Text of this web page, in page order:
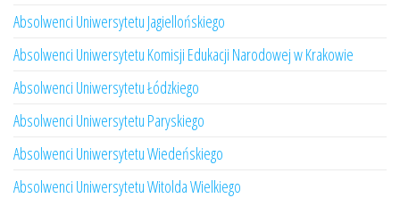
Absolwenci Uniwersytetu Jagiellońskiego
Absolwenci Uniwersytetu Komisji Edukacji Narodowej w Krakowie
Absolwenci Uniwersytetu Łódzkiego
Absolwenci Uniwersytetu Paryskiego
Absolwenci Uniwersytetu Wiedeńskiego
Absolwenci Uniwersytetu Witolda Wielkiego